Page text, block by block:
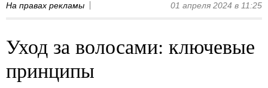
На правах рекламы 01 апреля 2024 в 11:25
Уход за волосами: ключевые
принципы